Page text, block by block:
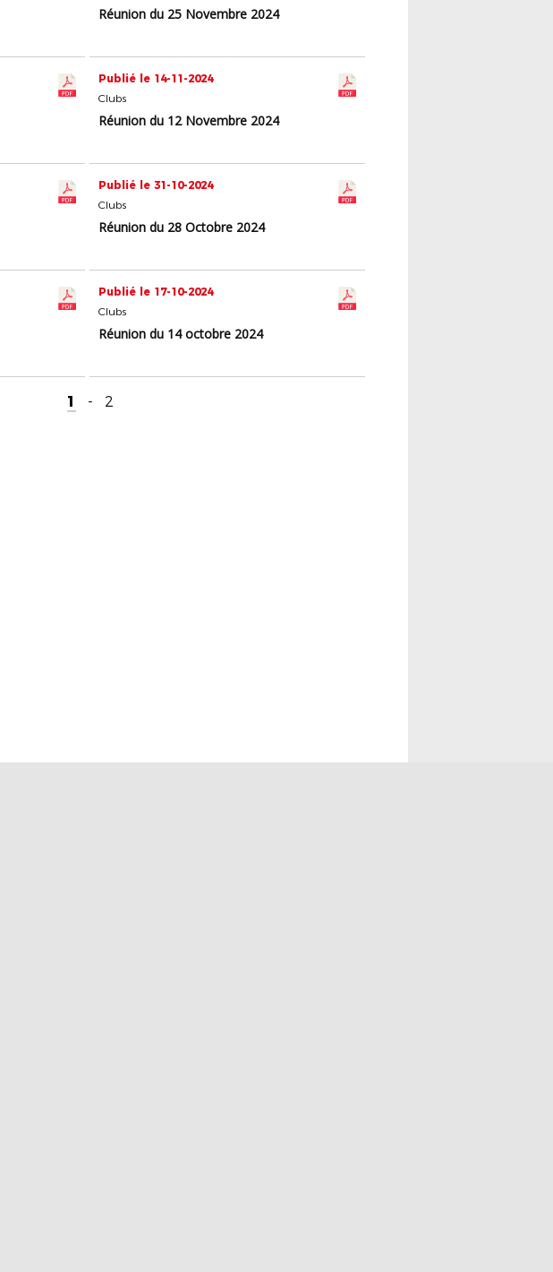
Réunion du 25 Novembre 2024
Publié le 14-11-2024
Clubs
Réunion du 12 Novembre 2024
Publié le 31-10-2024
Clubs
Réunion du 28 Octobre 2024
Publié le 17-10-2024
Clubs
Réunion du 14 octobre 2024
1 - 2